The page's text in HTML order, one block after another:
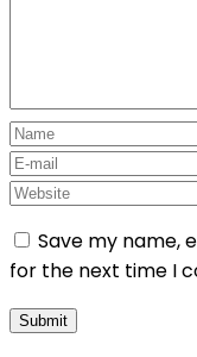
Save my name,
for the next time I